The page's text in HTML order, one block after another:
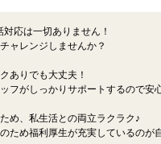
応は一切ありません！
ャレンジしませんか？
ありでも大丈夫！
フがしっかりサポートするので安
め、私生活との両立ラクラク♪
ため福利厚生が充実しているのが